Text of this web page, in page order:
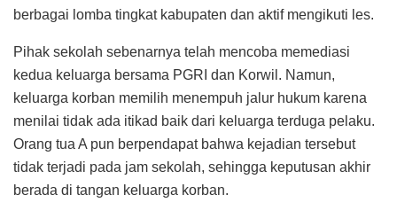
berbagai lomba tingkat kabupaten dan aktif mengikuti les.
Pihak sekolah sebenarnya telah mencoba memediasi
kedua keluarga bersama PGRI dan Korwil. Namun,
keluarga korban memilih menempuh jalur hukum karena
menilai tidak ada itikad baik dari keluarga terduga pelaku.
Orang tua A pun berpendapat bahwa kejadian tersebut
tidak terjadi pada jam sekolah, sehingga keputusan akhir
berada di tangan keluarga korban.